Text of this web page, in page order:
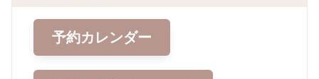
予約カレンダー